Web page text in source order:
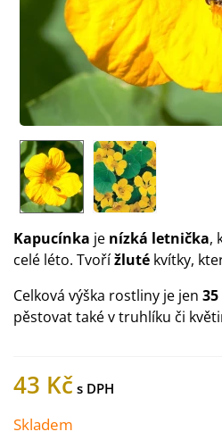
Kapucínka je nízká letnička,
celé léto. Tvořížluté kvítky,
Celková výška rostliny je jen
pěstovat také v truhlíku či
43 Kč
Skladem